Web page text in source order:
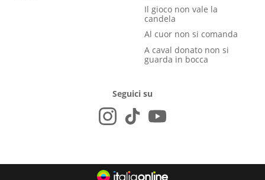
Il gioco non vale la
candela
Al cuor non si comanda
A caval donato non si
guarda in bocca
Seguici su